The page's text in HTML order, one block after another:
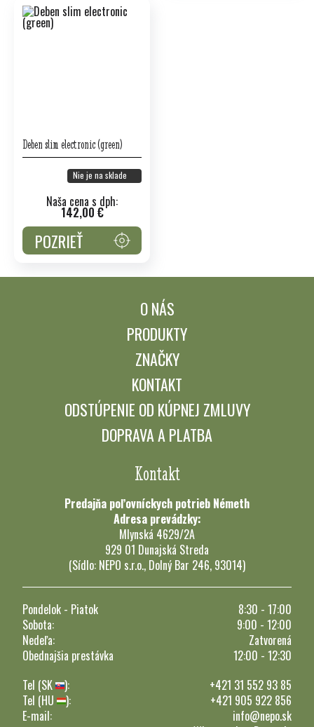
Deben slim electronic (green)
Nie je na sklade
Naša cena s dph:
142,00 €
POZRIEŤ
O NÁS
PRODUKTY
ZNAČKY
KONTAKT
ODSTÚPENIE OD KÚPNEJ ZMLUVY
DOPRAVA A PLATBA
Kontakt
Predajňa poľovníckych potrieb Németh
Adresa prevádzky:
Mlynská 4629/2A
929 01 Dunajská Streda
(Sídlo: NEPO s.r.o., Dolný Bar 246, 93014)
Pondelok - Piatok
8:30 - 17:00
Sobota:
9:00 - 12:00
Nedeľa:
Zatvorená
Obednajšia prestávka
12:00 - 12:30
Tel (SK
):
+421 31 552 93 85
Tel (HU
):
+421 905 922 856
E-mail:
info@nepo.sk